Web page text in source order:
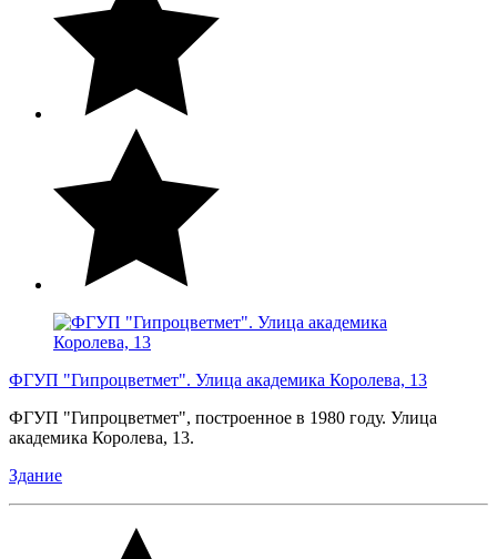
ФГУП "Гипроцветмет". Улица академика Королева, 13
ФГУП "Гипроцветмет", построенное в 1980 году. Улица
академика Королева, 13.
Здание